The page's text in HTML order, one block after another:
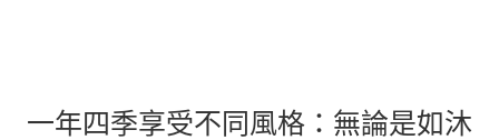
一年四季享受不同風格：無論是如沐